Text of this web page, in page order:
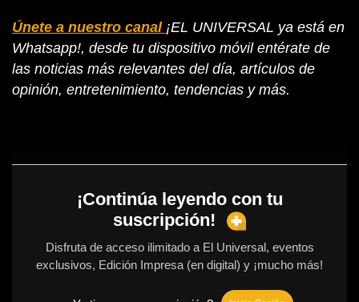
Únete a nuestro canal ¡EL UNIVERSAL ya está en
Whatsapp!, desde tu dispositivo móvil entérate de
las noticias más relevantes del día, artículos de
opinión, entretenimiento, tendencias y más.